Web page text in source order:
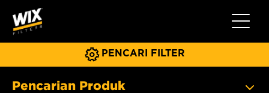
Beralih
PENCARI FILTER
Pencarian Produk